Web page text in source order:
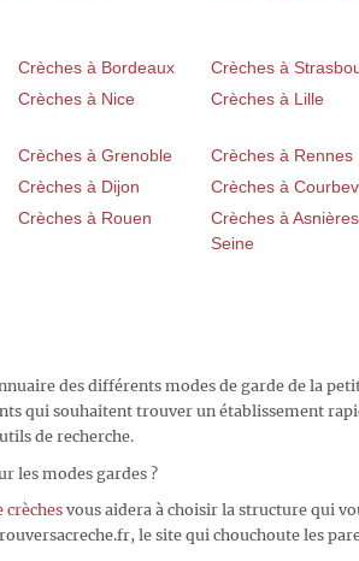
Crèches à Bordeaux Crèches à
Crèches à Nice Crèches à Lille
Crèches à Grenoble Crèches à Rennes
Crèches à Dijon Crèches à
Crèches à Rouen
Crèches à
Seine
des différents modes de garde de la
qui souhaitent trouver un établissement
de recherche.
les modes gardes ?
crèchesvous aidera à choisir la structure qui
le site qui chouchoute les